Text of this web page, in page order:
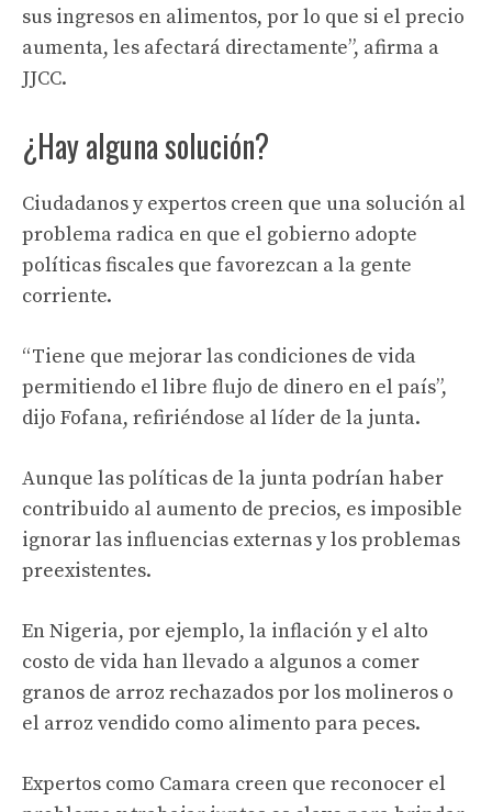
sus ingresos en alimentos, por lo que si el precio
aumenta, les afectará directamente”, afirma a
JJCC.
¿Hay alguna solución?
Ciudadanos y expertos creen que una solución al
problema radica en que el gobierno adopte
políticas fiscales que favorezcan a la gente
corriente.
“Tiene que mejorar las condiciones de vida
permitiendo el libre flujo de dinero en el país”,
dijo Fofana, refiriéndose al líder de la junta.
Aunque las políticas de la junta podrían haber
contribuido al aumento de precios, es imposible
ignorar las influencias externas y los problemas
preexistentes.
En Nigeria, por ejemplo, la inflación y el alto
costo de vida han llevado a algunos a comer
granos de arroz rechazados por los molineros o
el arroz vendido como alimento para peces.
Expertos como Camara creen que reconocer el